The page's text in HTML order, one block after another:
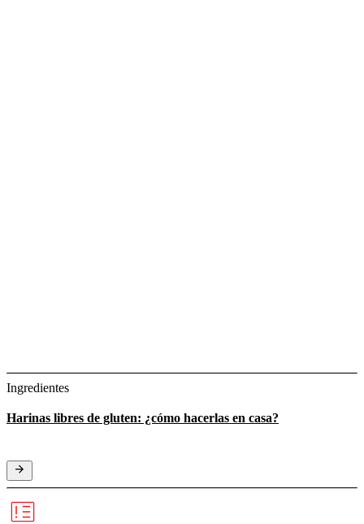
Ingredientes
Harinas libres de gluten: ¿cómo hacerlas en casa?